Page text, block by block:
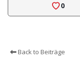
0
Back to Beiträge